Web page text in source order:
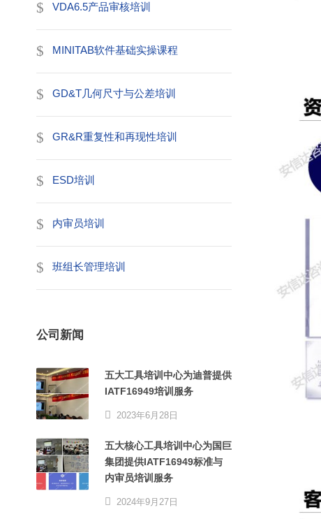
VDA6.5产品审核培训
MINITAB软件基础实操课程
GD&T几何尺寸与公差培训
GR&R重复性和再现性培训
ESD培训
内审员培训
班组长管理培训
公司新闻
五大工具培训中心为迪普提供
IATF16949培训服务
2023年6月28日
五大核心工具培训中心为国巨
集团提供IATF16949标准与
内审员培训服务
2024年9月27日